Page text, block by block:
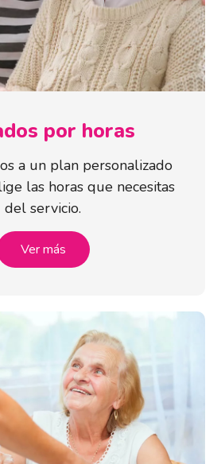
por horas
a un plan personalizado
las horas que necesitas
del servicio.
Ver más